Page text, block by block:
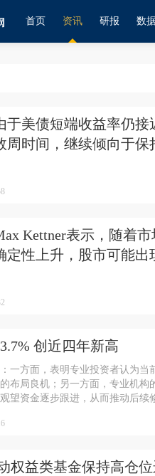
首页 资讯 研报 数
于美债短端收益率仍
周时间，继续倾向于
Kettner表示，随着
定性上升，股市可能
创近四年新高
一方面，表明专业投资者认为
布局良机；另一方面，专业机
望资金逐步跟进，从而推动后续
权益类基金保持高仓